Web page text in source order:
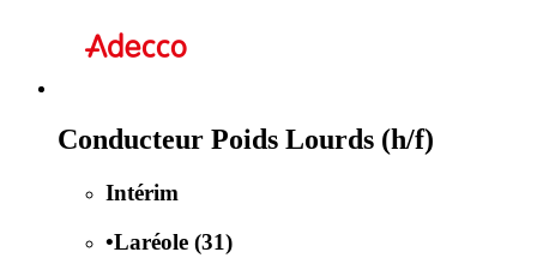
Conducteur Poids Lourds (h/f)
Intérim
•Laréole (31)